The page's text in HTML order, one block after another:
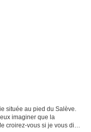
située au pied du Salève.
imaginer que la
croirez-vous si je vous dis